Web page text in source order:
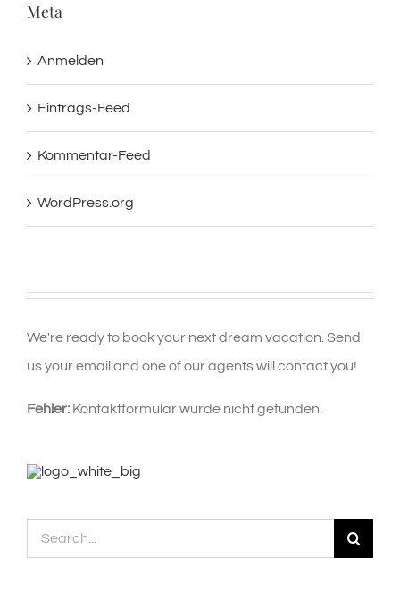
Meta
Anmelden
Eintrags-Feed
Kommentar-Feed
WordPress.org
We're ready to book your next dream vacation. Send
us your email and one of our agents will contact you!
Fehler: Kontaktformular wurde nicht gefunden.
Search
for: